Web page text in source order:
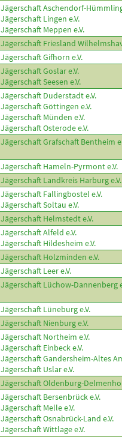
Jägerschaft Aschendorf-
Jägerschaft Lingen e.V.
Jägerschaft Meppen e.V.
Jägerschaft Friesland
Jägerschaft Gifhorn e.V.
Jägerschaft Goslar e.V.
Jägerschaft Seesen e.V.
Jägerschaft Duderstadt e.V.
Jägerschaft Göttingen e.V.
Jägerschaft Münden e.V.
Jägerschaft Osterode e.V.
Jägerschaft Grafschaft Bentheim
Jägerschaft Hameln-Pyrmont e.V.
Jägerschaft Landkreis Harburg e.V.
Jägerschaft Fallingbostel e.V.
Jägerschaft Soltau e.V.
Jägerschaft Helmstedt e.V.
Jägerschaft Alfeld e.V.
Jägerschaft Hildesheim e.V.
Jägerschaft Holzminden e.V.
Jägerschaft Leer e.V.
Jägerschaft Lüchow-Dannenberg
Jägerschaft Lüneburg e.V.
Jägerschaft Nienburg e.V.
Jägerschaft Northeim e.V.
Jägerschaft Einbeck e.V.
Jägerschaft Gandersheim-Altes
Jägerschaft Uslar e.V.
Jägerschaft Oldenburg-
Jägerschaft Bersenbrück e.V.
Jägerschaft Melle e.V.
Jägerschaft Osnabrück-Land e.V.
Jägerschaft Wittlage e.V.